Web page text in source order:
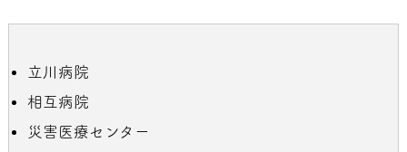
立川病院
相互病院
災害医療センター